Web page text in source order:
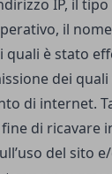
IP, il
il
è stato
dei
di internet.
di ricavare
del sito